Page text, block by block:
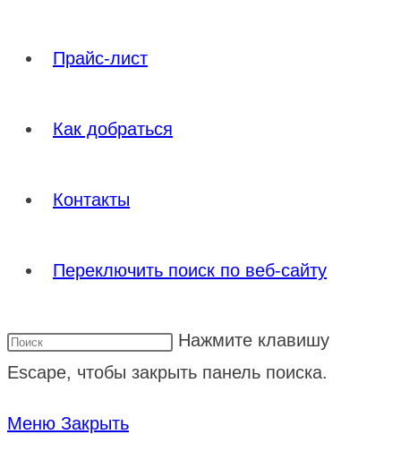
Прайс-лист
Как добраться
Контакты
Переключить поиск по веб-сайту
Нажмите клавишу
Escape, чтобы закрыть панель поиска.
Меню Закрыть